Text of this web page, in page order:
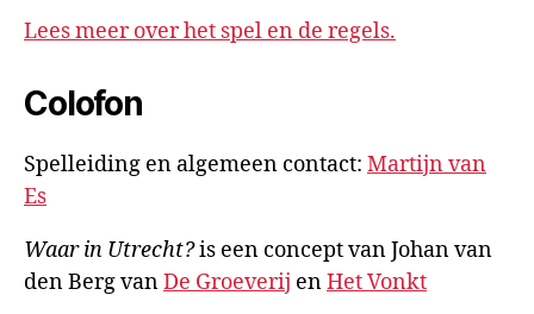
Lees meer over het spel en de regels.
Colofon
Spelleiding en algemeen contact: Martijn van
Es
Waar in Utrecht?is een concept van Johan van
den Berg vanDe Groeverij enHet Vonkt